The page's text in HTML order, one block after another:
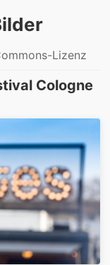
Lizenz
Cologne